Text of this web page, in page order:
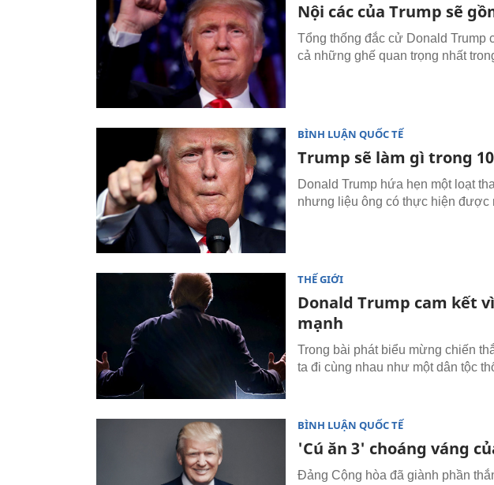
Nội các của Trump sẽ
Tổng thống đắc cử Donald Trump
cả những ghế quan trọng nhất
BÌNH LUẬN QUỐC TẾ
Trump sẽ làm gì trong
Donald Trump hứa hẹn một loạt
nhưng liệu ông có thực hiện
THẾ GIỚI
Donald Trump cam kết
mạnh
Trong bài phát biểu mừng chiến
ta đi cùng nhau như một dân tộc
BÌNH LUẬN QUỐC TẾ
'Cú ăn 3' choáng váng
Đảng Cộng hòa đã giành phần